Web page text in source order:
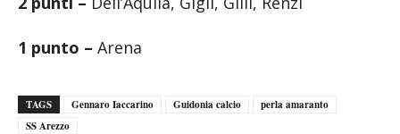
1 punto – Arena
TAGS Gennaro Iaccarino Guidonia calcio
perla amaranto
SS Arezzo